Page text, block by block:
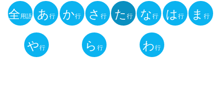
用
全用語 あ行 か行 さ行 た 行 な行 は行 ま行
や行 ら 行 わ行